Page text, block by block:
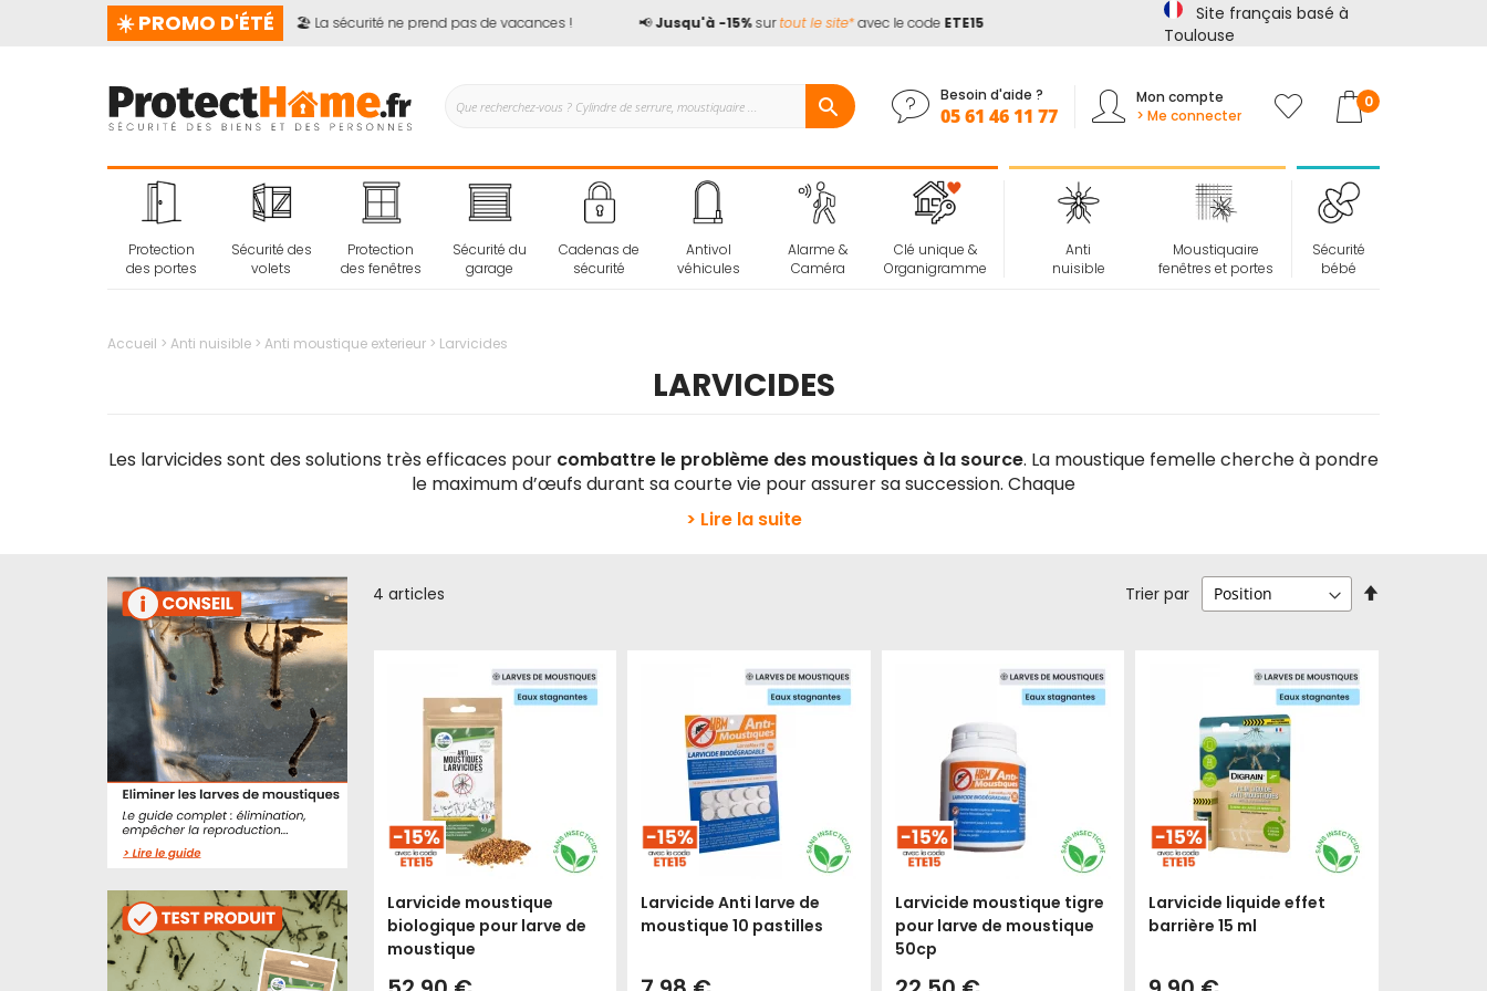
☀️ PROMO D'ÉTÉ 🏖️ La sécurité ne prend pas de vacances ! Jusqu'à -15%surtout le site*avec le codeETE15 🏖️ La sécurité ne prend pas de vacances !
Site français basé à
Toulouse
Besoin d'aide ?
05 61 46 11 77
Mon compte
> Me connecter
Mon panier
0
Protection
des portes
Sécurité des
volets
Protection
des fenêtres
Sécurité du
garage
Cadenas de
sécurité
Antivol
véhicules
Alarme &
Caméra
Clé unique &
Organigramme
Anti
nuisible
Moustiquaire
fenêtres et portes
Sécurité
bébé
Accueil Anti nuisible Anti moustique exterieur Larvicides
LARVICIDES
Les larvicides sont des solutions très efficaces pour combattre le problème des moustiques à la source. La moustique femelle cherche à pondre
le maximum d’œufs durant sa courte vie pour assurer sa succession. Chaque
> Lire la suite
4 articles Trier par
Larvicide moustique
biologique pour larve de
moustique
Larvicide Anti larve de
moustique 10 pastilles
Larvicide moustique tigre
pour larve de moustique
50cp
Larvicide liquide effet
barrière 15 ml